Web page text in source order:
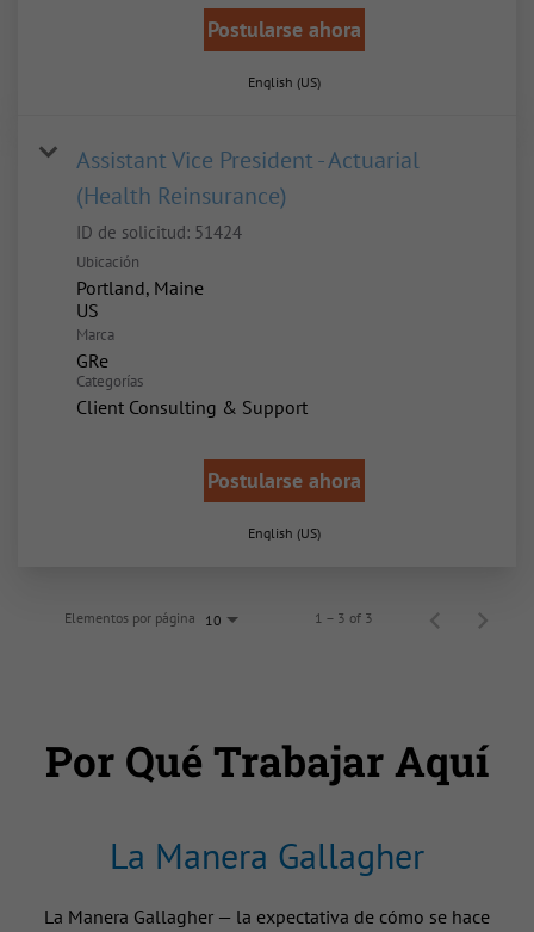
Postularse ahora
English (US)
Assistant Vice President - Actuarial
(Health Reinsurance)
ID de solicitud: 51424
Ubicación
Portland, Maine
Marca
GRe
Categorías
Client Consulting & Support
Postularse ahora
English (US)
Elementos por página 10 1 – 3 of 3
Por Qué Trabajar Aquí
La Manera Gallagher
La Manera Gallagher — la expectativa de cómo se hace